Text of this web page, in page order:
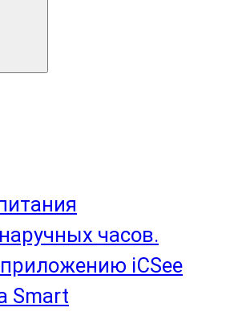
часов.
iCSee
Smart